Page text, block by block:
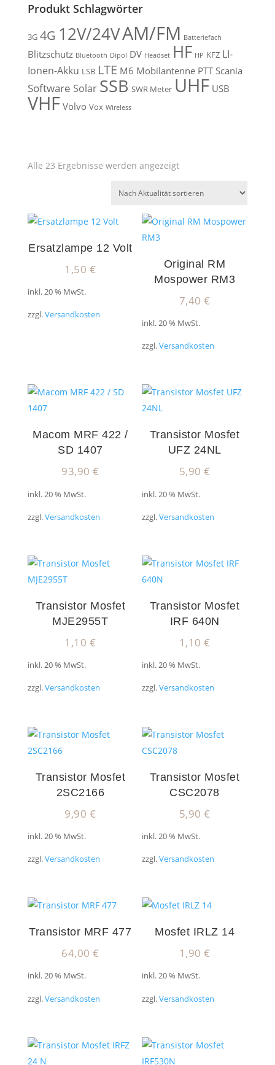
Produkt Schlagwörter
3G 4G 12V/24VAM/FM Batteriefach
Blitzschutz Bluetooth Dipol DV Headset HF HP KFZ LI-
Ionen-Akku LSB LTE M6 Mobilantenne PTT Scania
Software Solar SSB SWR Meter UHF USB
VHF Volvo Vox Wireless
Alle 23 Ergebnisse werden angezeigtNach
sortiert
Ersatzlampe 12 Volt
1,50 €
inkl. 20 % MwSt.
zzgl.Versandkosten
Original RM
Mospower RM3
7,40€
inkl. 20 % MwSt.
zzgl.Versandkosten
Macom MRF 422 /
SD 1407
93,90€
inkl. 20 % MwSt.
zzgl.Versandkosten
Transistor Mosfet
UFZ 24NL
5,90€
inkl. 20 % MwSt.
zzgl.Versandkosten
Transistor Mosfet
MJE2955T
1,10 €
inkl. 20 % MwSt.
zzgl.Versandkosten
Transistor Mosfet
IRF 640N
1,10€
inkl. 20 % MwSt.
zzgl.Versandkosten
Transistor Mosfet
2SC2166
9,90 €
inkl. 20 % MwSt.
zzgl.Versandkosten
Transistor Mosfet
CSC2078
5,90€
inkl. 20 % MwSt.
zzgl.Versandkosten
Transistor MRF 477
64,00€
inkl. 20 % MwSt.
zzgl.Versandkosten
Mosfet IRLZ 14
1,90€
inkl. 20 % MwSt.
zzgl.Versandkosten